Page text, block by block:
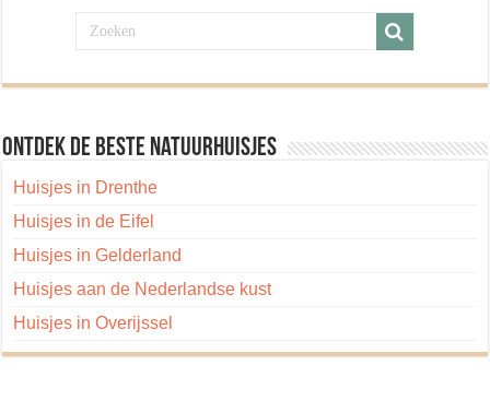
Ontdek de beste natuurhuisjes
Huisjes in Drenthe
Huisjes in de Eifel
Huisjes in Gelderland
Huisjes aan de Nederlandse kust
Huisjes in Overijssel